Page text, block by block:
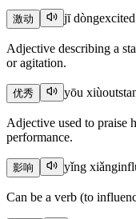
激动 jī dòng
Adjective describing a
or agitation.
优秀 yōu xiù
Adjective used to praise
performance.
影响 yǐng xiǎng
Can be a verb (to